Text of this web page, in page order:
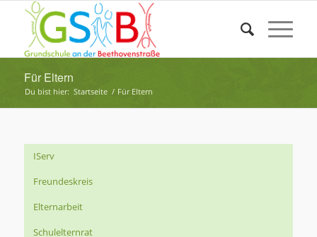
Für Eltern
Du bist hier: Startseite / Für Eltern
IServ
Freundeskreis
Elternarbeit
Schulelternrat